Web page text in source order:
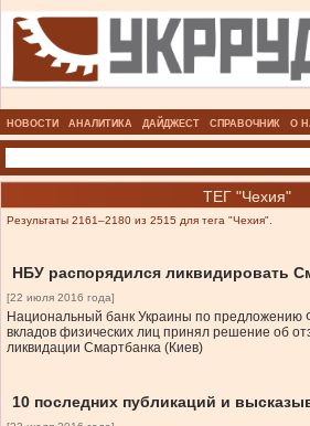
НОВОСТИ АНАЛИТИКА ДАЙДЖЕСТ СПРАВОЧНИК О
ТЕГ "Чехия"
Результаты 2161–2180 из 2515 для тега "Чехия".
НБУ распорядился ликвидировать
[22 июля 2016 года]
Национальный банк Украины по предложению
вкладов физических лиц принял решение об
ликвидации Смартбанка (Киев)
10 последних публикаций и